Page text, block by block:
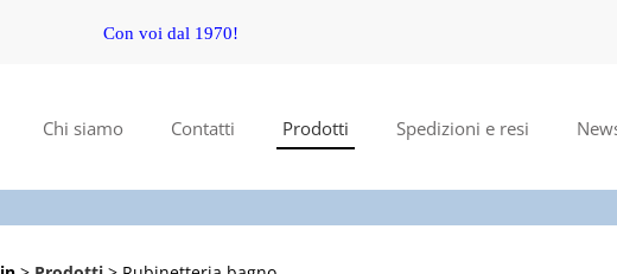
Con voi dal 1970!
Per
Chi siamo Contatti Prodotti Spedizioni e resi